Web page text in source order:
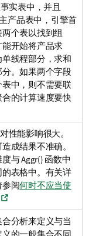
实表中，并且
产品表中，引擎首
个表以找到组
开始将产品求
线程部分，求和
。如果两个字段
中，则不需要联
的计算速度要快
性能影响很大。
成结果不准确。
度与Aggr() 函数中
表格中。 有关详
参阅何时不应当使
分析来定义与当
的一般集合不同